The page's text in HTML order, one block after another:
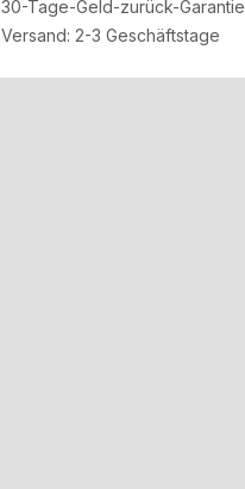
30-Tage-Geld-zurück-Garantie
Versand: 2-3 Geschäftstage